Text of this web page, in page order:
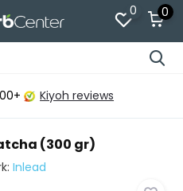
0 0
Kiyoh reviews
(300 gr)
Inlead